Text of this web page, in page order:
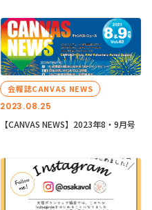
2023.08.25
会報誌CANVAS NEWS
【CANVAS NEWS】2023年8・9月号